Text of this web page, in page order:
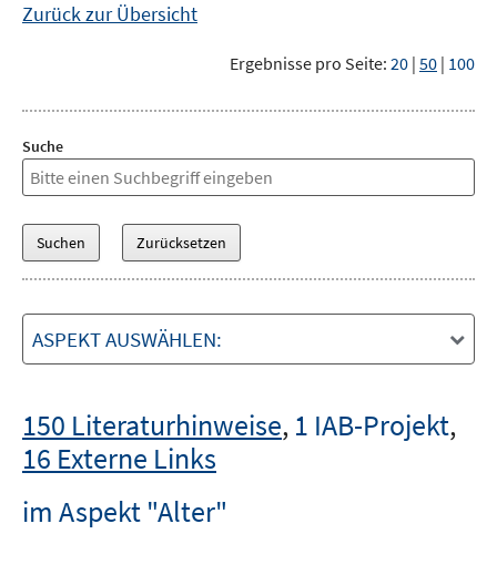
Zurück zur Übersicht
Ergebnisse pro Seite: 20 | 50 | 100
Suche
ASPEKT AUSWÄHLEN:
150 Literaturhinweise, 1 IAB-Projekt,
16 Externe Links
im Aspekt "Alter"